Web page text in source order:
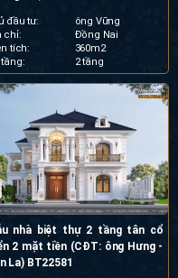
đầu tư:
ông Vững
chỉ:
Đồng Nai
tích:
360m2
2 tầng
nhà biệt thự 2 tầng tân cổ
2 mặt tiền (CĐT: ông Hưng -
La) BT22581